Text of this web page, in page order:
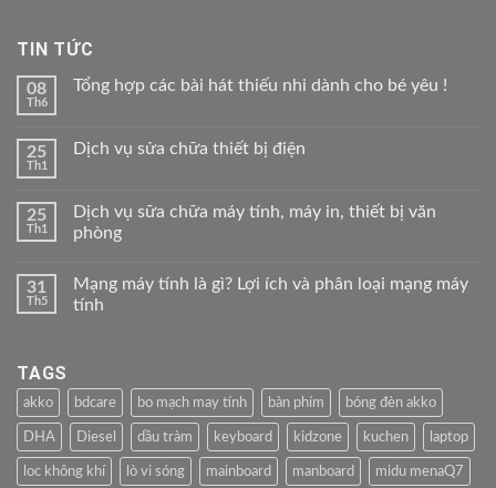
TIN TỨC
08
Th6
Tổng hợp các bài hát thiếu nhi dành cho bé yêu !
25
Th1
Dịch vụ sửa chữa thiết bị điện
25
Th1
Dịch vụ sữa chữa máy tính, máy in, thiết bị văn
phòng
31
Th5
Mạng máy tính là gì? Lợi ích và phân loại mạng máy
tính
TAGS
akko bdcare bo mạch may tính bàn phím bóng đèn akko
DHA Diesel dầu tràm keyboard kidzone kuchen laptop
loc không khí lò vi sóng mainboard manboard midu menaQ7